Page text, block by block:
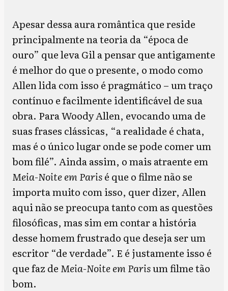
Apesar dessa aura romântica que reside
principalmente na teoria da “época de
ouro” que leva Gil a pensar que antigamente
é melhor do que o presente, o modo como
Allen lida com isso é pragmático – um traço
contínuo e facilmente identificável de sua
obra. Para Woody Allen, evocando uma de
suas frases clássicas, “a realidade é chata,
mas é o único lugar onde se pode comer um
bom filé”. Ainda assim, o mais atraente em
Meia-Noite em Parisé que o filme não se
importa muito com isso, quer dizer, Allen
aqui não se preocupa tanto com as questões
filosóficas, mas sim em contar a história
desse homem frustrado que deseja ser um
escritor “de verdade”. E é justamente isso é
que faz de Meia-Noite em Parisum filme tão
bom.